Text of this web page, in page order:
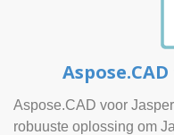
Aspose.CAD voor
robuuste oplossing om